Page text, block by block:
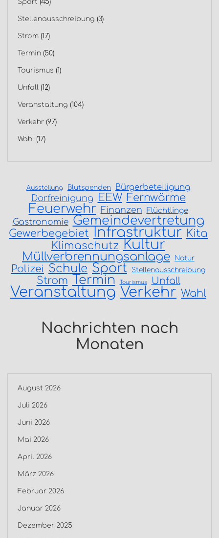
Sport (45)
Stellenausschreibung (3)
Strom (17)
Termin (50)
Tourismus (1)
Unfall (12)
Veranstaltung (104)
Verkehr (97)
Wahl (17)
Ausstellung Blutspenden Bürgerbeteiligung
Dorfreinigung EEW Fernwärme
Feuerwehr Finanzen Flüchtlinge
Gastronomie Gemeindevertretung
Gewerbegebiet Infrastruktur Kita
Klimaschutz Kultur
Müllverbrennungsanlage Natur
Polizei Schule Sport Stellenausschreibung
Strom Termin Tourismus Unfall
Veranstaltung Verkehr Wahl
Nachrichten nach
Monaten
August 2026
Juli 2026
Juni 2026
Mai 2026
April 2026
März 2026
Februar 2026
Januar 2026
Dezember 2025